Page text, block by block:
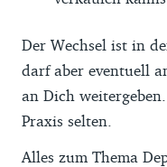
Der Wechsel ist in
darf aber eventuell
an Dich
Praxis selten.
Alles zum Thema